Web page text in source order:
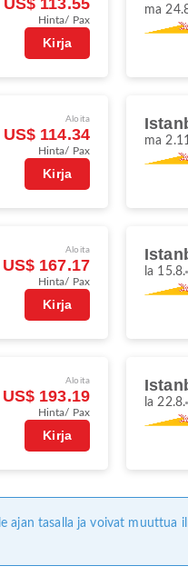
US$ 113.55
Hinta/ Pax
Kirja
ma
Aloita
US$ 114.34
Hinta/ Pax
Kirja
ma
Aloita
US$ 167.17
Hinta/ Pax
Kirja
la 15.8.
Aloita
US$ 193.19
Hinta/ Pax
Kirja
la 22.8.
tasalla ja voivat muuttua